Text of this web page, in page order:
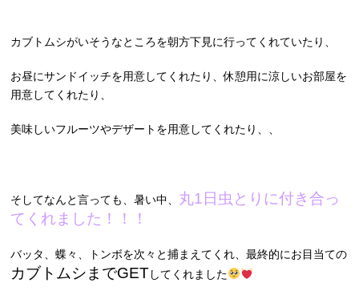
カブトムシがいそうなところを朝方下見に行ってくれていたり、
お昼にサンドイッチを用意してくれたり、休憩用に涼しいお部屋を
用意してくれたり、
美味しいフルーツやデザートを用意してくれたり、、
そしてなんと言っても、暑い中、 丸1日虫とりに付き合っ
てくれました！！！
バッタ、蝶々、トンボを次々と捕まえてくれ、最終的にお目当ての
カブトムシまでGETしてくれました